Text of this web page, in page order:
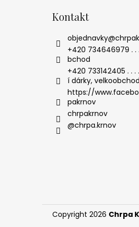
Kontakt
objednavky@
+420 734646979 . .
bchod
+420 733142405 . . .
í dárky, velkoobchod
https://
pakrnov
chrpakrnov
@chrpa.krnov
Copyright 2026 Chrpa